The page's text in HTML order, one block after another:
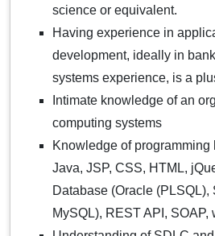
science or equivalent.
Having experience in
development, ideally in
systems experience, is a
Intimate knowledge of an
computing systems
Knowledge of
Java, JSP, CSS, HTML,
Database (Oracle (PLSQL),
MySQL), REST API, SOAP,